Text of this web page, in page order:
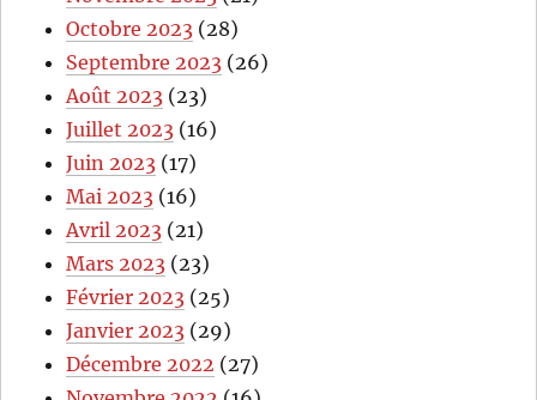
Octobre 2023 (28)
Septembre 2023 (26)
Août 2023 (23)
Juillet 2023 (16)
Juin 2023 (17)
Mai 2023 (16)
Avril 2023 (21)
Mars 2023 (23)
Février 2023 (25)
Janvier 2023 (29)
Décembre 2022 (27)